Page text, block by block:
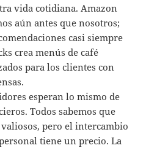
vida cotidiana. Amazon
aún antes que nosotros;
casi siempre
crea menús de café
para los clientes con
esperan lo mismo de
Todos sabemos que
pero el intercambio
tiene un precio. La